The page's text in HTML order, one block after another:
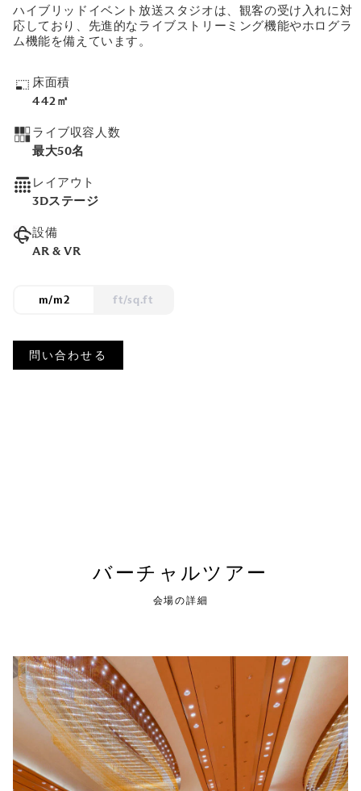
ハイブリッドイベント放送スタジオは、観客の受け入れに対
応しており、先進的なライブストリーミング機能やホログラ
ム機能を備えています。
床面積
442㎡
ライブ収容人数
最大50名
レイアウト
3Dステージ
設備
AR & VR
m/m2 ft/sq.ft
問い合わせる
バーチャルツアー
会場の詳細